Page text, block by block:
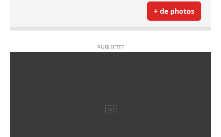
+ de photos